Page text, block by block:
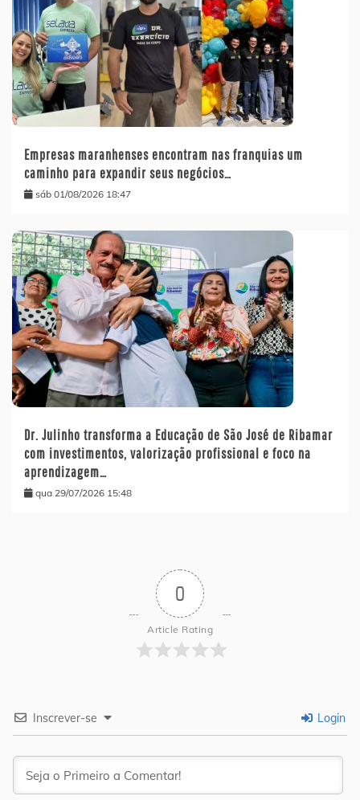
Empresas maranhenses encontram nas franquias um
caminho para expandir seus negócios…
sáb 01/08/2026 18:47
Dr. Julinho transforma a Educação de São José de Ribamar
com investimentos, valorização profissional e foco na
aprendizagem…
qua 29/07/2026 15:48
0
Article Rating
Inscrever-se Login